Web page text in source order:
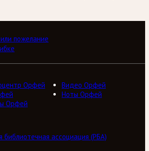
пожелание
Орфей
Видео Орфей
Ноты Орфей
Орфей
библиотечная ассоциация (РБА)